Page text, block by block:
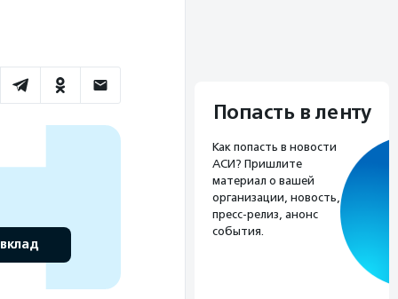
Попасть в ленту
Как попасть в новости
АСИ? Пришлите
материал о вашей
организации, новость,
пресс-релиз, анонс
события.